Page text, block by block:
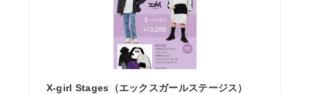
X-girl Stages（エックスガールステージス）